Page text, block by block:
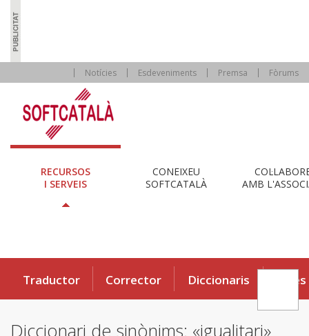
Notícies Esdeveniments Premsa Fòrums
RECURSOS
I SERVEIS
CONEIXEU
SOFTCATALÀ
AMB
Traductor Corrector Diccionaris Eines
Diccionari de sinònims: «igualitari»